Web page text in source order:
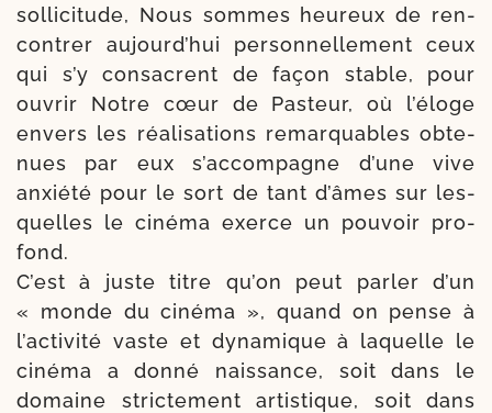
sol­li­ci­tude, Nous sommes heu­reux de ren­
con­trer aujourd’­hui per­son­nel­le­ment ceux
qui s’y consacrent de façon stable, pour
ouvrir Notre cœur de Pasteur, où l’é­loge
envers les réa­li­sa­tions remar­quables obte­
nues par eux s’ac­com­pagne d’une vive
anxié­té pour le sort de tant d’âmes sur les­
quelles le ciné­ma exerce un pou­voir pro­
fond.
C’est à juste titre qu’on peut par­ler d’un
« monde du ciné­ma », quand on pense à
l’ac­ti­vi­té vaste et dyna­mique à laquelle le
ciné­ma a don­né nais­sance, soit dans le
domaine stric­te­ment artis­tique, soit dans